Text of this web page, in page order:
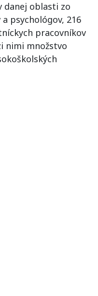
danej oblasti zo
psychológov, 216
pracovníkov
nimi množstvo